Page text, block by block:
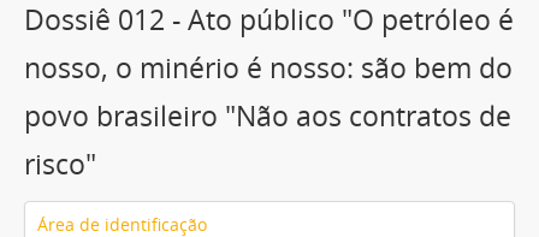
Dossiê 012 - Ato público "O petróleo é
nosso, o minério é nosso: são bem do
povo brasileiro "Não aos contratos de
risco"
Área de identificação